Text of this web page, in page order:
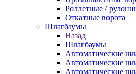
Роллетные /
Откатные ворота
Шлагбаумы
Назад
Шлагбаумы
Автоматические
Автоматические
Автоматические